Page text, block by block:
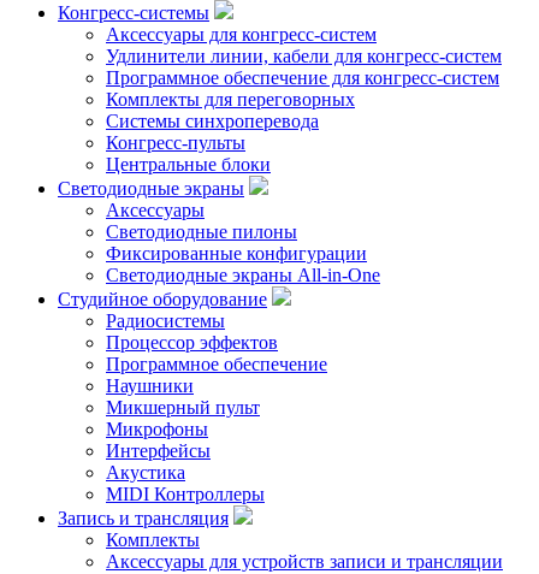
Конгресс-системы
Аксессуары для конгресс-систем
Удлинители линии, кабели для конгресс-систем
Программное обеспечение для конгресс-систем
Комплекты для переговорных
Системы синхроперевода
Конгресс-пульты
Центральные блоки
Светодиодные экраны
Аксессуары
Светодиодные пилоны
Фиксированные конфигурации
Светодиодные экраны All-in-One
Студийное оборудование
Радиосистемы
Процессор эффектов
Программное обеспечение
Наушники
Микшерный пульт
Микрофоны
Интерфейсы
Акустика
MIDI Контроллеры
Запись и трансляция
Комплекты
Аксессуары для устройств записи и трансляции